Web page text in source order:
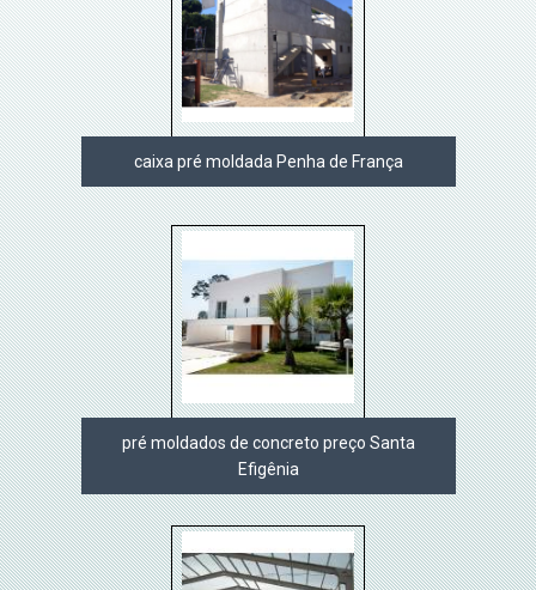
caixa pré moldada Penha de França
pré moldados de concreto preço Santa
Efigênia